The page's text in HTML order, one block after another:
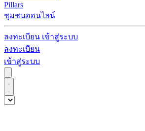
Pillars
ชุมชนออนไลน์
ลงทะเบียน เข้าสู่ระบบ
ลงทะเบียน
เข้าสู่ระบบ